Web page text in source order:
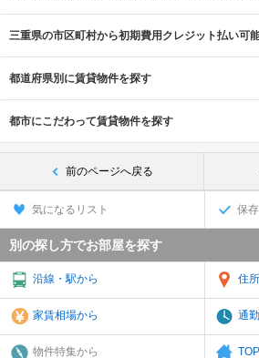
三重県の市区町村から初期費用クレジット払い可
都道府県別に賃貸物件を探す
都市にこだわって賃貸物件を探す
前のページへ戻る
気になるリスト 保
別の探し方でお部屋を探す
沿線・駅から 住
家賃相場から 通
物件特集から TOP